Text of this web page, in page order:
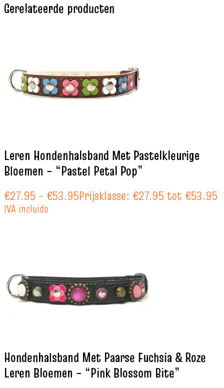
Gerelateerde producten
Leren Hondenhalsband Met Pastelkleurige
Bloemen – “Pastel Petal Pop”
€27.95 - €53.95Prijsklasse: €27.95 tot €53.95
IVA incluido
Hondenhalsband Met Paarse Fuchsia & Roze
Leren Bloemen – “Pink Blossom Bite”